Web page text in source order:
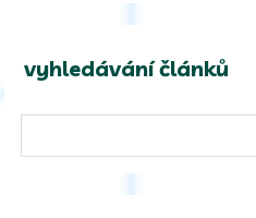
vyhledávání článků